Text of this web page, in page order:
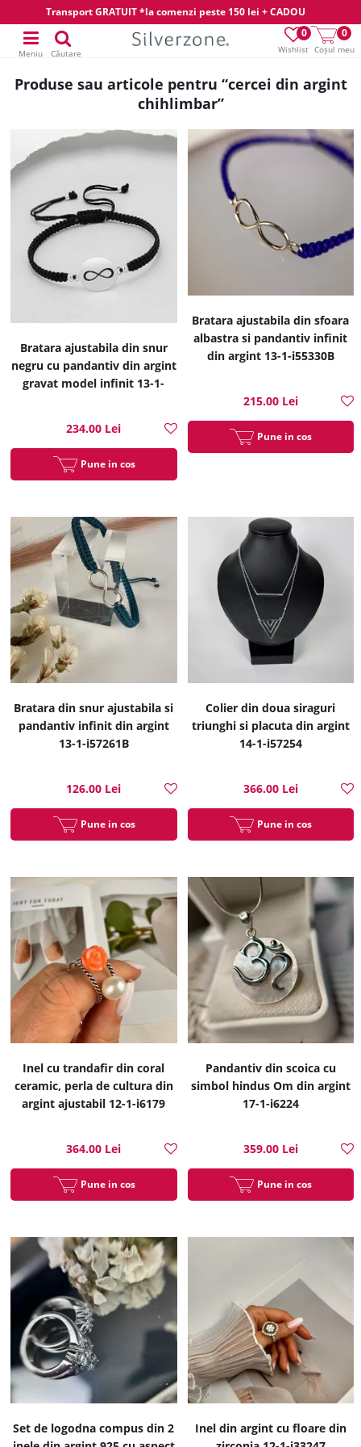
Transport GRATUIT *la comenzi peste 150 lei + CADOU
Wishlist
0
Coșul meu
0
Meniu Căutare
Produse sau articole pentru “cercei din argint
chihlimbar”
Bratara ajustabila din snur
negru cu pandantiv din argint
gravat model infinit 13-1-
234.00 Lei
Pune in cos
Bratara ajustabila din sfoara
albastra si pandantiv infinit
din argint 13-1-i55330B
215.00 Lei
Pune in cos
Bratara din snur ajustabila si
pandantiv infinit din argint
13-1-i57261B
126.00 Lei
Pune in cos
Colier din doua siraguri
triunghi si placuta din argint
14-1-i57254
366.00 Lei
Pune in cos
Inel cu trandafir din coral
ceramic, perla de cultura din
argint ajustabil 12-1-i6179
364.00 Lei
Pune in cos
Pandantiv din scoica cu
simbol hindus Om din argint
17-1-i6224
359.00 Lei
Pune in cos
Set de logodna compus din 2
Inel din argint cu floare din